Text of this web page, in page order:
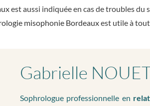
est aussi indiquée en cas de troubles
misophonie Bordeauxest utile à
Gabrielle
Sophrologue professionnelle en